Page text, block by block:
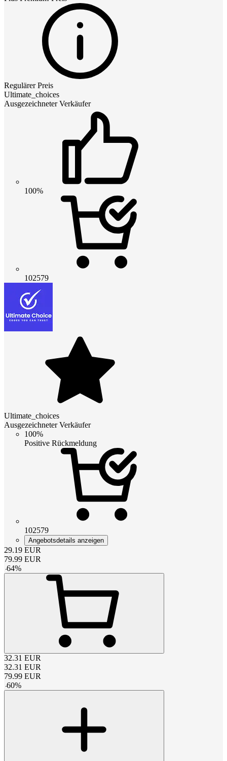
Regulärer Preis
Ultimate_choices
Ausgezeichneter Verkäufer
100%
102579
Ultimate_choices
Ausgezeichneter Verkäufer
100%
Positive Rückmeldung
102579
Angebotsdetails anzeigen
29.19 EUR
79.99 EUR
-64%
32.31 EUR
32.31 EUR
79.99 EUR
-60%